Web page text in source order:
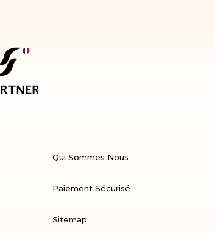
Qui Sommes Nous
Paiement Sécurisé
Sitemap